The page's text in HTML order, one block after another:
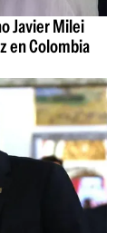
Javier Milei
en Colombia